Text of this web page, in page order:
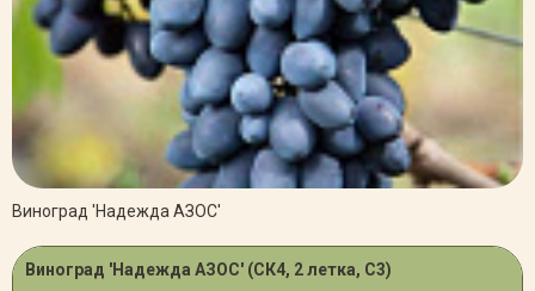
Виноград 'Надежда АЗОС'
Виноград 'Надежда АЗОС' (СК4, 2 летка, С3)